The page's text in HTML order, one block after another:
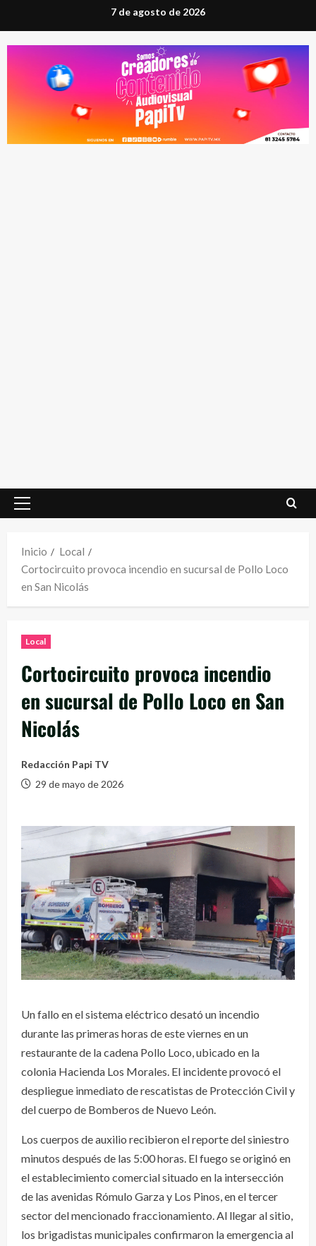
al
contenido
7 de agosto de 2026
Menú
Inicio
Local
Cortocircuito provoca incendio en sucursal de Pollo Loco
en San Nicolás
Local
Cortocircuito provoca incendio
en sucursal de Pollo Loco en San
Nicolás
Redacción Papi TV
29 de mayo de 2026
Un fallo en el sistema eléctrico desató un incendio
durante las primeras horas de este viernes en un
restaurante de la cadena Pollo Loco, ubicado en la
colonia Hacienda Los Morales. El incidente provocó el
despliegue inmediato de rescatistas de Protección Civil y
del cuerpo de Bomberos de Nuevo León.
Los cuerpos de auxilio recibieron el reporte del siniestro
minutos después de las 5:00 horas. El fuego se originó en
el establecimiento comercial situado en la intersección
de las avenidas Rómulo Garza y Los Pinos, en el tercer
sector del mencionado fraccionamiento. Al llegar al sitio,
los brigadistas municipales confirmaron la emergencia al